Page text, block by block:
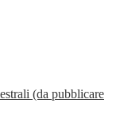
(da pubblicare